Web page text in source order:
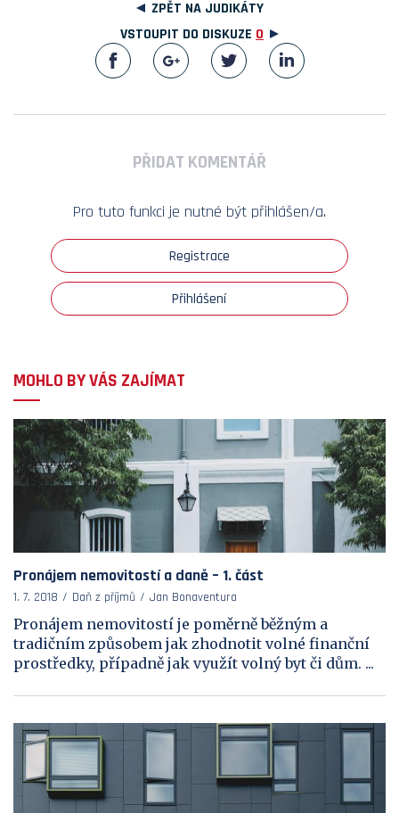
ZPĚT NA JUDIKÁTY
VSTOUPIT DO DISKUZE 0
PŘIDAT KOMENTÁŘ
Pro tuto funkci je nutné být přihlášen/a.
Registrace
Přihlášení
MOHLO BY VÁS ZAJÍMAT
Pronájem nemovitostí a daně – 1. část
1. 7. 2018 Daň z příjmů Jan Bonaventura
Pronájem nemovitostí je poměrně běžným a
tradičním způsobem jak zhodnotit volné finanční
prostředky, případně jak využít volný byt či dům. ...